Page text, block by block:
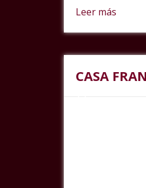
Leer más
CASA